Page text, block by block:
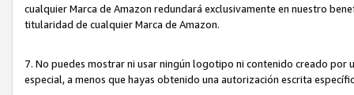
cualquier Marca de Amazon redundará exclusivamente en nuestro
titularidad de cualquier Marca de Amazon.
7. No puedes mostrar ni usar ningún logotipo ni contenido creado por
especial, a menos que hayas obtenido una autorización escrita